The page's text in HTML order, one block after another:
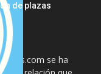
de plazas
se ha